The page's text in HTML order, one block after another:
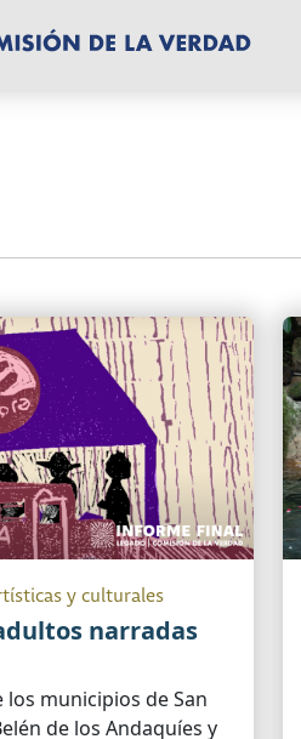
y culturales
narradas
los municipios de San
de los Andaquíes y